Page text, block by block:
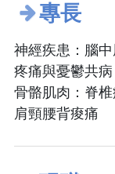
專長
神經疾患：腦中
疼痛與憂鬱共病
骨骼肌肉：脊椎
肩頸腰背痠痛